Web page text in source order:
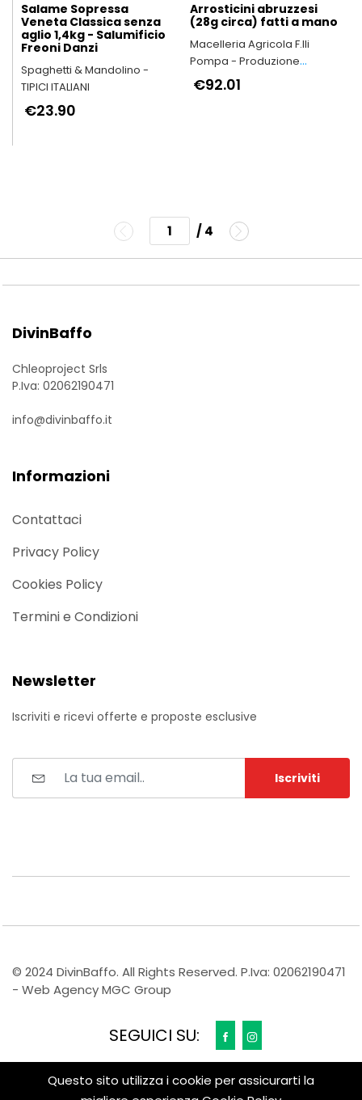
Salame Sopressa
Veneta Classica senza
aglio 1,4kg - Salumificio
Freoni Danzi
Spaghetti & Mandolino -
TIPICI ITALIANI
€23.90
Arrosticini abruzzesi
(28g circa) fatti a mano
Macelleria Agricola F.lli
Pompa - Produzione
Arrosticini Abruzzesi
artigianali
€92.01
/ 4
DivinBaffo
Chleoproject Srls
P.Iva: 02062190471
info@divinbaffo.it
Informazioni
Contattaci
Privacy Policy
Cookies Policy
Termini e Condizioni
Newsletter
Iscriviti e ricevi offerte e proposte esclusive
Iscriviti
© 2024 DivinBaffo. All Rights Reserved. P.Iva: 02062190471
- Web Agency MGC Group
SEGUICI SU:
Questo sito utilizza i cookie per assicurarti la